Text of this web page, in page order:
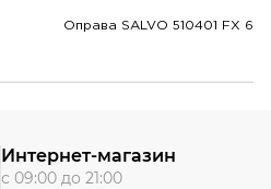
Оправа SALVO 510401 FX 6
Интернет-магазин
с 09:00 до 21:00